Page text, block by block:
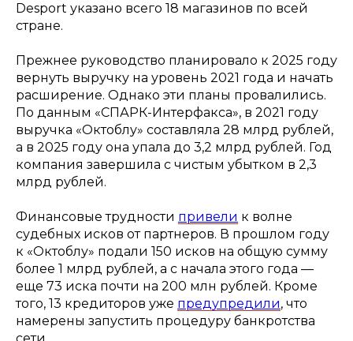
Desport указано всего 18 магазинов по всей
стране.
Прежнее руководство планировало к 2025 году
вернуть выручку на уровень 2021 года и начать
расширение. Однако эти планы провалились.
По данным «СПАРК-Интерфакса», в 2021 году
выручка «Октоблу» составляла 28 млрд рублей,
а в 2025 году она упала до 3,2 млрд рублей. Год
компания завершила с чистым убытком в 2,3
млрд рублей.
Финансовые трудности привели к волне
судебных исков от партнеров. В прошлом году
к «Октоблу» подали 150 исков на общую сумму
более 1 млрд рублей, а с начала этого года —
еще 73 иска почти на 200 млн рублей. Кроме
того, 13 кредиторов уже предупредили, что
намерены запустить процедуру банкротства